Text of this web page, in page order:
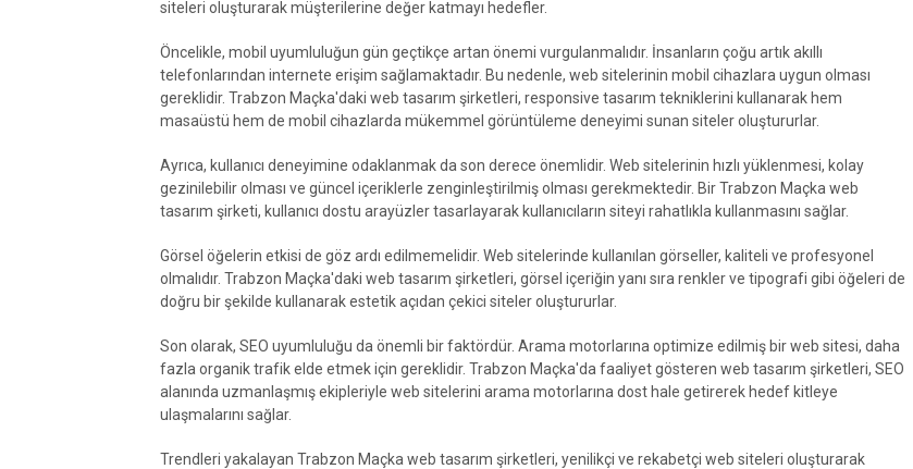
siteleri oluşturarak müşterilerine değer katmayı hedefler.
Öncelikle, mobil uyumluluğun gün geçtikçe artan önemi vurgulanmalıdır. İnsanların çoğu artık akıllı
telefonlarından internete erişim sağlamaktadır. Bu nedenle, web sitelerinin mobil cihazlara uygun olması
gereklidir. Trabzon Maçka'daki web tasarım şirketleri, responsive tasarım tekniklerini kullanarak hem
masaüstü hem de mobil cihazlarda mükemmel görüntüleme deneyimi sunan siteler oluştururlar.
Ayrıca, kullanıcı deneyimine odaklanmak da son derece önemlidir. Web sitelerinin hızlı yüklenmesi, kolay
gezinilebilir olması ve güncel içeriklerle zenginleştirilmiş olması gerekmektedir. Bir Trabzon Maçka web
tasarım şirketi, kullanıcı dostu arayüzler tasarlayarak kullanıcıların siteyi rahatlıkla kullanmasını sağlar.
Görsel öğelerin etkisi de göz ardı edilmemelidir. Web sitelerinde kullanılan görseller, kaliteli ve profesyonel
olmalıdır. Trabzon Maçka'daki web tasarım şirketleri, görsel içeriğin yanı sıra renkler ve tipografi gibi öğeleri de
doğru bir şekilde kullanarak estetik açıdan çekici siteler oluştururlar.
Son olarak, SEO uyumluluğu da önemli bir faktördür. Arama motorlarına optimize edilmiş bir web sitesi, daha
fazla organik trafik elde etmek için gereklidir. Trabzon Maçka'da faaliyet gösteren web tasarım şirketleri, SEO
alanında uzmanlaşmış ekipleriyle web sitelerini arama motorlarına dost hale getirerek hedef kitleye
ulaşmalarını sağlar.
Trendleri yakalayan Trabzon Maçka web tasarım şirketleri, yenilikçi ve rekabetçi web siteleri oluşturarak